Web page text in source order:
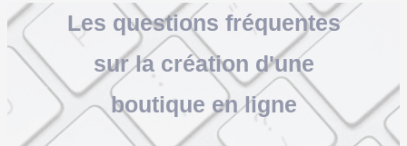
Les questions fréquentes
sur la création d'une
boutique en ligne